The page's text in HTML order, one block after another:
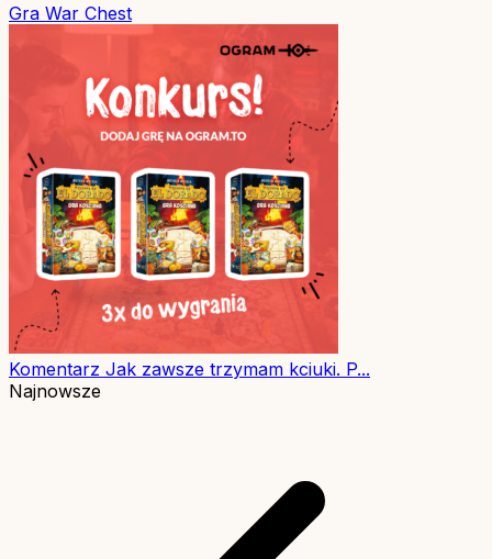
Gra War Chest
Komentarz Jak zawsze trzymam kciuki. P...
Najnowsze